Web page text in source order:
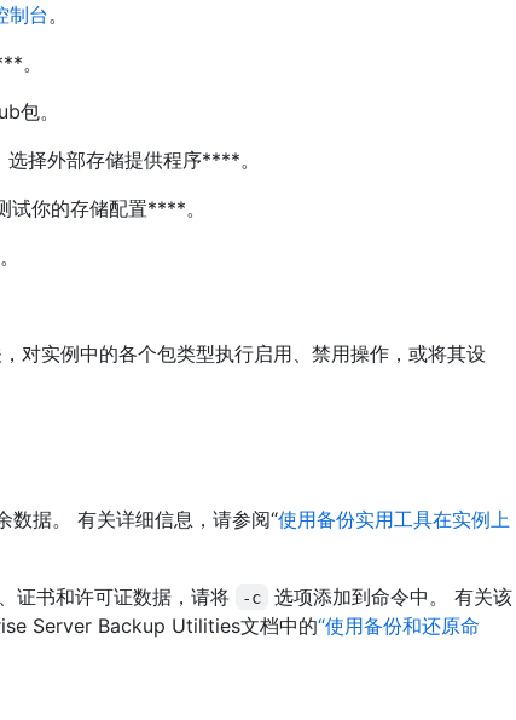
制台 。
。
包。
择外部存储提供程序****。
你的存储配置****。
对实例中的各个包类型执行启用、禁用操作，或将其设
数据。 有关详细信息，请参阅“使用备份实用工具在实例上
证书和许可证数据，请将
-c
选项添加到命令中。 有关该
Server Backup Utilities文档中的“使用备份和还原命